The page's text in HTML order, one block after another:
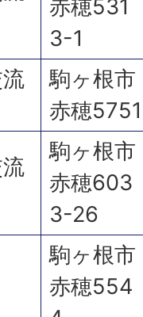
赤穂531
3-1
駒ヶ根市
赤穂5751
駒ヶ根市
赤穂603
3-26
駒ヶ根市
赤穂554